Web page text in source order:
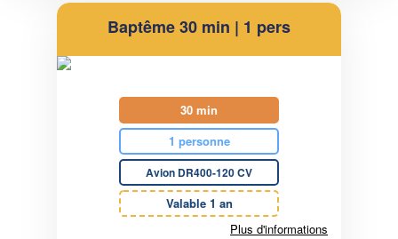
Baptême 30 min | 1 pers
30 min
1 personne
Avion DR400-120 CV
Valable 1 an
Plus d'informations